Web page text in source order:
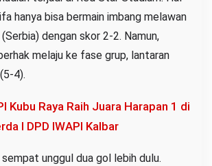
hanya bisa bermain imbang melawan
dengan skor 2-2. Namun,
melaju ke fase grup, lantaran
4).
Kubu Raya Raih Juara Harapan 1 di
I DPD IWAPI Kalbar
unggul dua gol lebih dulu.